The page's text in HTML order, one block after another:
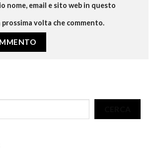
nome, email e sito web in questo
prossima volta che commento.